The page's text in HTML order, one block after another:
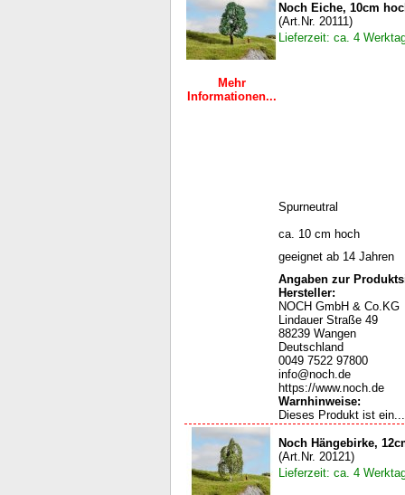
Mehr
Informationen...
Noch Eiche, 10cm
(Art.Nr. 20111)
Lieferzeit: ca. 4
Spurneutral
ca. 10 cm hoch
geeignet ab 14 Jahren
Angaben zur
Hersteller:
NOCH GmbH & Co.KG
Lindauer Straße 49
88239 Wangen
Deutschland
0049 7522 97800
info@noch.de
https://www.noch.de
Warnhinweise:
Dieses Produkt ist ein...
Noch Hängebirke,
(Art.Nr. 20121)
Lieferzeit: ca. 4